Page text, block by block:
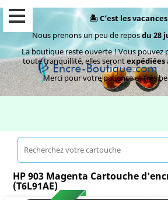
🏝️ C’est les
Nous prenons un peu de reposdu 28
La boutique reste ouverte ! Vous pouvez
toute tranquillité, elles serontexpédiées
Merci pour votre patience et très
HP 903 Magenta Cartouche
(T6L91AE)